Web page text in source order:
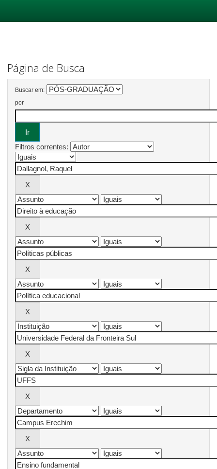
Página de Busca
Buscar em:
por
Filtros correntes: